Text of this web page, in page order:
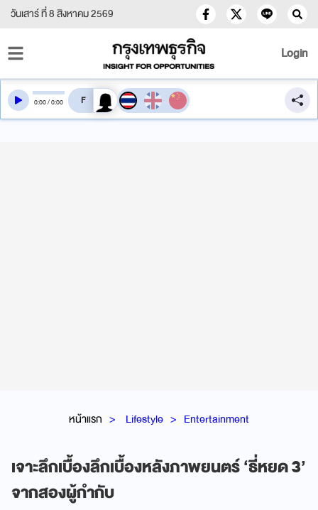
วันเสาร์ ที่ 8 สิงหาคม 2569
Login
หน้าแรก Lifestyle Entertainment
เจาะลึกเบื้องลึกเบื้องหลังภาพยนตร์ ‘ธี่หยด 3’
จากสองผู้กำกับ
0:00/0:00 สลับเสียงอ่าน